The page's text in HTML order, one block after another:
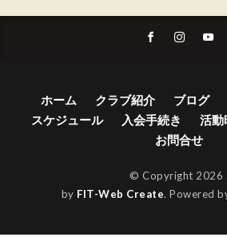
ホーム クラブ紹介 ブログ
スケジュール
入会手続き
活動
お問合せ
© Copyright 2026 .
by FIT-Web Create. Powered